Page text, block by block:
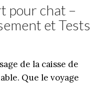
pour chat –
et Tests
de la caisse de
Que le voyage